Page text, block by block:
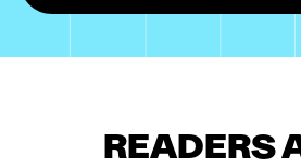
READERS